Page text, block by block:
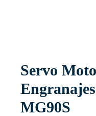
Servo
MG90S